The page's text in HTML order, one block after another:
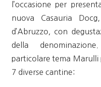
l’occasione per
nuova Casauria
d’Abruzzo, con
della
particolare tema Marulli
7 diverse cantine: